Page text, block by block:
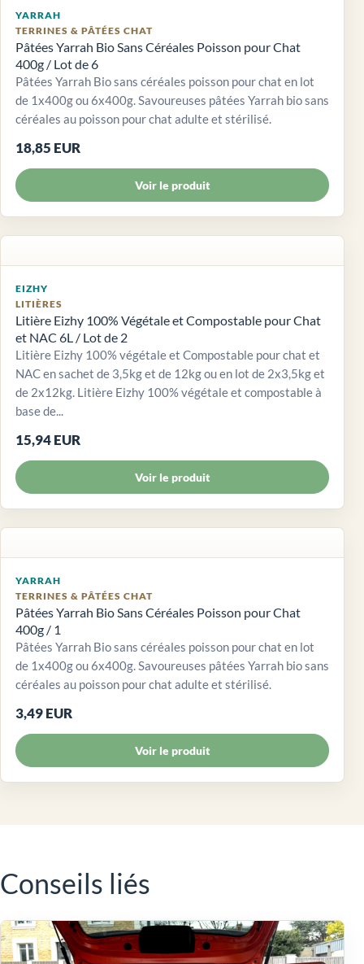
YARRAH
TERRINES & PÂTÉES CHAT
Pâtées Yarrah Bio Sans Céréales Poisson pour Chat
400g / Lot de 6
Pâtées Yarrah Bio sans céréales poisson pour chat en lot
de 1x400g ou 6x400g. Savoureuses pâtées Yarrah bio sans
céréales au poisson pour chat adulte et stérilisé.
18,85 EUR
Voir le produit
EIZHY
LITIÈRES
Litière Eizhy 100% Végétale et Compostable pour Chat
et NAC 6L / Lot de 2
Litière Eizhy 100% végétale et Compostable pour chat et
NAC en sachet de 3,5kg et de 12kg ou en lot de 2x3,5kg et
de 2x12kg. Litière Eizhy 100% végétale et compostable à
base de...
15,94 EUR
Voir le produit
YARRAH
TERRINES & PÂTÉES CHAT
Pâtées Yarrah Bio Sans Céréales Poisson pour Chat
400g / 1
Pâtées Yarrah Bio sans céréales poisson pour chat en lot
de 1x400g ou 6x400g. Savoureuses pâtées Yarrah bio sans
céréales au poisson pour chat adulte et stérilisé.
3,49 EUR
Voir le produit
Conseils liés